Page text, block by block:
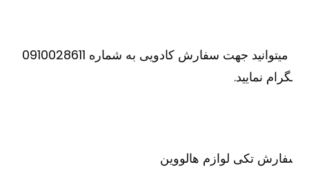
یا میتوانید جهت سفارش کادویی به شماره 0910028611
نمایید.
تکی لوازم هالووین